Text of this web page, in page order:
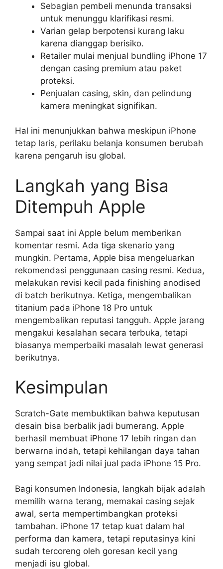
Sebagian pembeli menunda transaksi
untuk menunggu klarifikasi resmi.
Varian gelap berpotensi kurang laku
karena dianggap berisiko.
Retailer mulai menjual bundling iPhone 17
dengan casing premium atau paket
proteksi.
Penjualan casing, skin, dan pelindung
kamera meningkat signifikan.
Hal ini menunjukkan bahwa meskipun iPhone
tetap laris, perilaku belanja konsumen berubah
karena pengaruh isu global.
Langkah yang Bisa
Ditempuh Apple
Sampai saat ini Apple belum memberikan
komentar resmi. Ada tiga skenario yang
mungkin. Pertama, Apple bisa mengeluarkan
rekomendasi penggunaan casing resmi. Kedua,
melakukan revisi kecil pada finishing anodised
di batch berikutnya. Ketiga, mengembalikan
titanium pada iPhone 18 Pro untuk
mengembalikan reputasi tangguh. Apple jarang
mengakui kesalahan secara terbuka, tetapi
biasanya memperbaiki masalah lewat generasi
berikutnya.
Kesimpulan
Scratch-Gate membuktikan bahwa keputusan
desain bisa berbalik jadi bumerang. Apple
berhasil membuat iPhone 17 lebih ringan dan
berwarna indah, tetapi kehilangan daya tahan
yang sempat jadi nilai jual pada iPhone 15 Pro.
Bagi konsumen Indonesia, langkah bijak adalah
memilih warna terang, memakai casing sejak
awal, serta mempertimbangkan proteksi
tambahan. iPhone 17 tetap kuat dalam hal
performa dan kamera, tetapi reputasinya kini
sudah tercoreng oleh goresan kecil yang
menjadi isu global.